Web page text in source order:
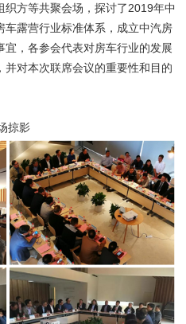
方等共聚会场，探讨了2019年中
车露营行业标准体系，成立中汽房
，各参会代表对房车行业的发展
对本次联席会议的重要性和目的
掠影